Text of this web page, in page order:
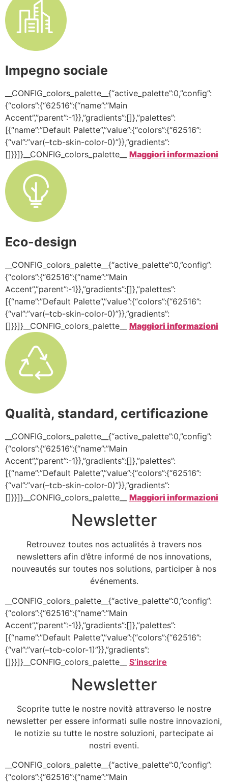
Impegno sociale
__CONFIG_colors_palette__{“active_palette”:0,”config”:
{“colors”:{“62516”:{“name”:”Main
Accent”,”parent”:-1}},”gradients”:[]},”palettes”:
[{“name”:”Default Palette”,”value”:{“colors”:{“62516”:
{“val”:”var(–tcb-skin-color-0)”}},”gradients”:
[]}}]}__CONFIG_colors_palette__ Maggiori informazioni
Eco-design
__CONFIG_colors_palette__{“active_palette”:0,”config”:
{“colors”:{“62516”:{“name”:”Main
Accent”,”parent”:-1}},”gradients”:[]},”palettes”:
[{“name”:”Default Palette”,”value”:{“colors”:{“62516”:
{“val”:”var(–tcb-skin-color-0)”}},”gradients”:
[]}}]}__CONFIG_colors_palette__ Maggiori informazioni
Qualità, standard, certificazione
__CONFIG_colors_palette__{“active_palette”:0,”config”:
{“colors”:{“62516”:{“name”:”Main
Accent”,”parent”:-1}},”gradients”:[]},”palettes”:
[{“name”:”Default Palette”,”value”:{“colors”:{“62516”:
{“val”:”var(–tcb-skin-color-0)”}},”gradients”:
[]}}]}__CONFIG_colors_palette__ Maggiori informazioni
Newsletter
Retrouvez toutes nos actualités à travers nos
newsletters afin d’être informé de nos innovations,
nouveautés sur toutes nos solutions, participer à nos
événements.
__CONFIG_colors_palette__{“active_palette”:0,”config”:
{“colors”:{“62516”:{“name”:”Main
Accent”,”parent”:-1}},”gradients”:[]},”palettes”:
[{“name”:”Default Palette”,”value”:{“colors”:{“62516”:
{“val”:”var(–tcb-color-1)”}},”gradients”:
[]}}]}__CONFIG_colors_palette__ S’inscrire
Newsletter
Scoprite tutte le nostre novità attraverso le nostre
newsletter per essere informati sulle nostre innovazioni,
le notizie su tutte le nostre soluzioni, partecipate ai
nostri eventi.
__CONFIG_colors_palette__{“active_palette”:0,”config”:
{“colors”:{“62516”:{“name”:”Main